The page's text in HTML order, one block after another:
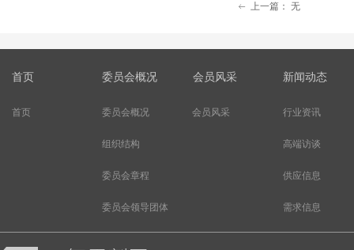
ꂃ 上一篇： 无
委员会概况
组织结构
委员会章程
委员会领导团体
行业资讯
高端访谈
供应信息
需求信息
会员风采
首页
首页 委员会概况 会员风采 新闻动态